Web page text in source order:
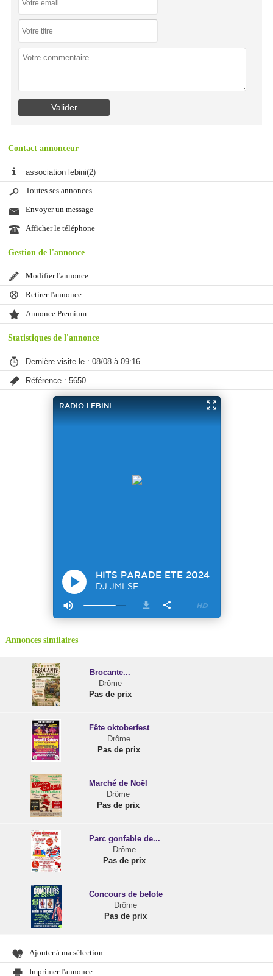
Contact annonceur
association lebini(2)
Toutes ses annonces
Envoyer un message
Afficher le téléphone
Gestion de l'annonce
Modifier l'annonce
Retirer l'annonce
Annonce Premium
Statistiques de l'annonce
Dernière visite le : 08/08 à 09:16
Référence : 5650
Annonces similaires
Brocante...
Drôme
Pas de prix
Fête oktoberfest
Drôme
Pas de prix
Marché de Noël
Drôme
Pas de prix
Parc gonfable de...
Drôme
Pas de prix
Concours de belote
Drôme
Pas de prix
Ajouter à ma sélection
Imprimer l'annonce